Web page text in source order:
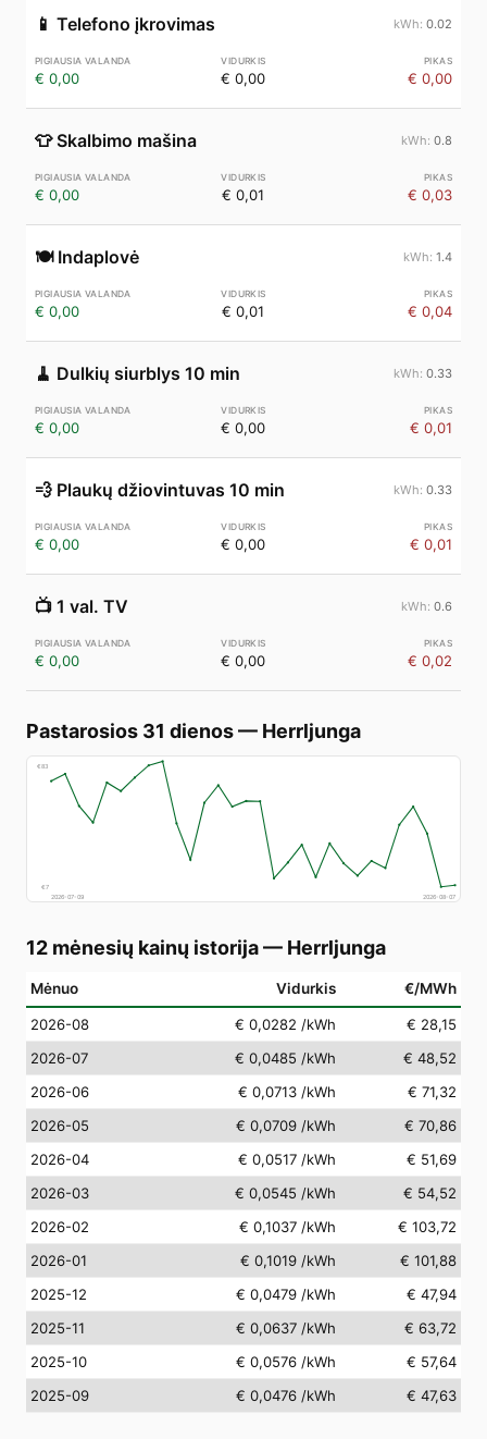
📱 Telefono įkrovimas 0.02
€ 0,00 € 0,00 € 0,00
👕 Skalbimo mašina 0.8
€ 0,00 € 0,01 € 0,03
🍽️ Indaplovė 1.4
€ 0,00 € 0,01 € 0,04
🧹 Dulkių siurblys 10 min 0.33
€ 0,00 € 0,00 € 0,01
💨 Plaukų džiovintuvas 10 min 0.33
€ 0,00 € 0,00 € 0,01
📺 1 val. TV 0.6
€ 0,00 € 0,00 € 0,02
Pastarosios 31 dienos— Herrljunga
€83
€7
2026-07-09
2026-08-07
12 mėnesių kainų istorija— Herrljunga
Mėnuo Vidurkis €/MWh
2026-08 € 0,0282 /kWh
€ 28,15
2026-07
€ 0,0485 /kWh
€ 48,52
2026-06
€ 0,0713 /kWh
€ 71,32
2026-05
€ 0,0709 /kWh
€ 70,86
2026-04
€ 0,0517 /kWh
€ 51,69
2026-03
€ 0,0545 /kWh
€ 54,52
2026-02
€ 0,1037 /kWh
€ 103,72
2026-01
€ 0,1019 /kWh
€ 101,88
2025-12
€ 0,0479 /kWh
€ 47,94
2025-11
€ 0,0637 /kWh
€ 63,72
2025-10
€ 0,0576 /kWh
€ 57,64
2025-09
€ 0,0476 /kWh € 47,63